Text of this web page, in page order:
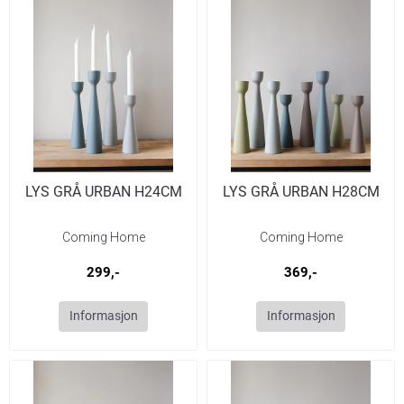
LYS GRÅ URBAN H24CM
Coming Home
299,-
Informasjon
LYS GRÅ URBAN H28CM
Coming Home
369,-
Informasjon